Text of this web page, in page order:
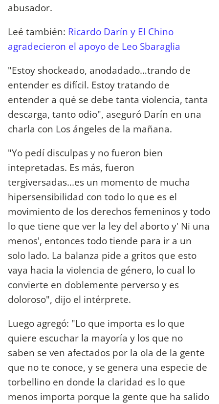
abusador.
Leé también: Ricardo Darín y El Chino
agradecieron el apoyo de Leo Sbaraglia
"Estoy shockeado, anodadado…trando de
entender es difícil. Estoy tratando de
entender a qué se debe tanta violencia, tanta
descarga, tanto odio", aseguró Darín en una
charla con Los ángeles de la mañana.
"Yo pedí disculpas y no fueron bien
intepretadas. Es más, fueron
tergiversadas...es un momento de mucha
hipersensibilidad con todo lo que es el
movimiento de los derechos femeninos y todo
lo que tiene que ver la ley del aborto y' Ni una
menos', entonces todo tiende para ir a un
solo lado. La balanza pide a gritos que esto
vaya hacia la violencia de género, lo cual lo
convierte en doblemente perverso y es
doloroso", dijo el intérprete.
Luego agregó: "Lo que importa es lo que
quiere escuchar la mayoría y los que no
saben se ven afectados por la ola de la gente
que no te conoce, y se genera una especie de
torbellino en donde la claridad es lo que
menos importa porque la gente que ha salido